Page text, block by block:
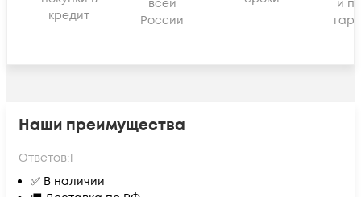
кредит
всей
России
и
Наши преимущества
Ответов:1
✅ В наличии